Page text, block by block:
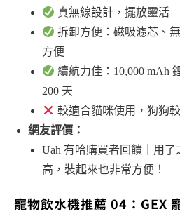
真無線設計，擺放靈活
拆卸方便：磁吸濾芯、
方便
續航力佳：10,000 mAh
200 天
較適合貓咪使用，狗狗
網友評價：
Uah 有哈購買者回饋｜用
高，裝起來也非常方便！
寵物飲水機推薦 04：GEX